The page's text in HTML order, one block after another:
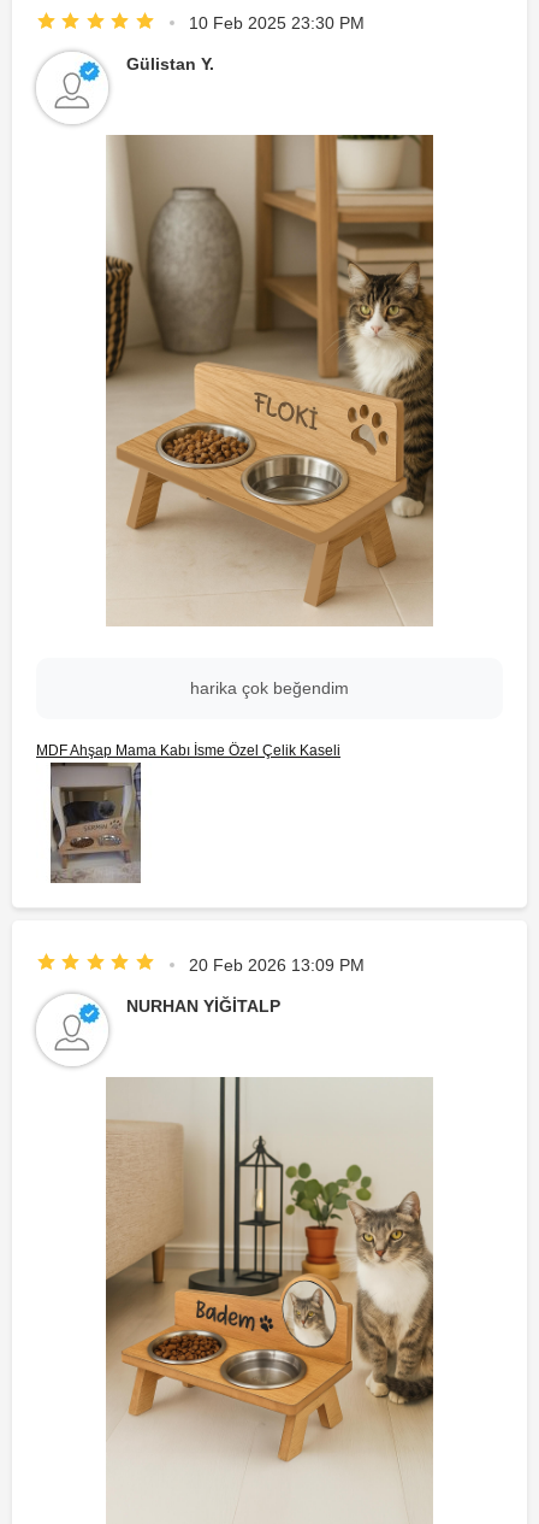
10 Feb 2025 23:30 PM
Gülistan Y.
harika çok beğendim
MDF Ahşap Mama Kabı İsme Özel Çelik Kaseli
20 Feb 2026 13:09 PM
NURHAN YİĞİTALP